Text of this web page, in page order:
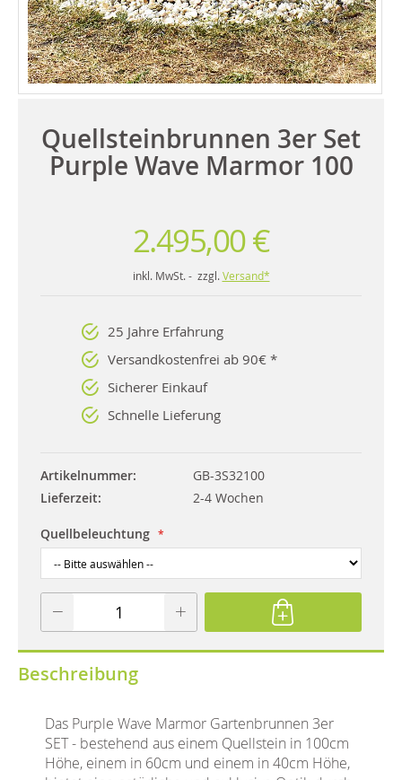
Quellsteinbrunnen 3er Set
Purple Wave Marmor 100
2.495,00 €
inkl. MwSt. - zzgl. Versand*
25 Jahre Erfahrung
Versandkostenfrei ab 90€ *
Sicherer Einkauf
Schnelle Lieferung
Artikelnummer
GB-3S32100
Lieferzeit
2-4 Wochen
Quellbeleuchtung
Beschreibung
Das Purple Wave Marmor Gartenbrunnen 3er
SET - bestehend aus einem Quellstein in 100cm
Höhe, einem in 60cm und einem in 40cm Höhe,